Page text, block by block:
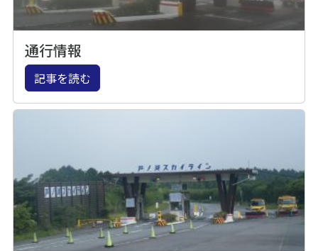
通行情報
記事を読む